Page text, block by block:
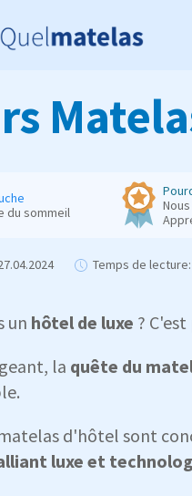
du sommeil
Temps de lecture:
un hôtel de luxe ?
la quête du
d'hôtel sont
luxe et